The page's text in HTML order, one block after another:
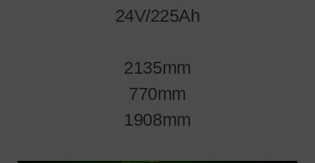
24V/225Ah
2135mm
770mm
1908mm